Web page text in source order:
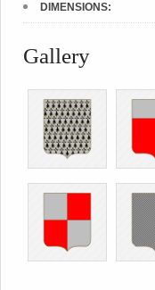
DIMENSIONS:
Gallery